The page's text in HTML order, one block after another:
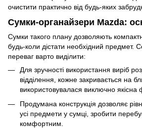
очистити практично від будь-яких
Сумки-органайзери Mazda:
Сумки такого плану дозволяють
будь-коли дістати необхідний предмет.
переваг варто виділити:
Для зручності використання виріб
відділення, кожне закривається на
використовувалася виключно якісна
Продумана конструкція дозволяє
усі предмети у сумці, зробити
комфортним.